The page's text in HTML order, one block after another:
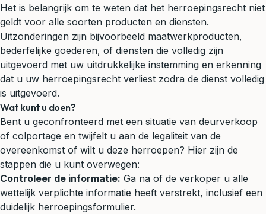
Het is belangrijk om te weten dat het herroepingsrecht niet
geldt voor alle soorten producten en diensten.
Uitzonderingen zijn bijvoorbeeld maatwerkproducten,
bederfelijke goederen, of diensten die volledig zijn
uitgevoerd met uw uitdrukkelijke instemming en erkenning
dat u uw herroepingsrecht verliest zodra de dienst volledig
is uitgevoerd.
Wat kunt u doen?
Bent u geconfronteerd met een situatie van deurverkoop
of colportage en twijfelt u aan de legaliteit van de
overeenkomst of wilt u deze herroepen? Hier zijn de
stappen die u kunt overwegen:
Controleer de informatie: Ga na of de verkoper u alle
wettelijk verplichte informatie heeft verstrekt, inclusief een
duidelijk herroepingsformulier.